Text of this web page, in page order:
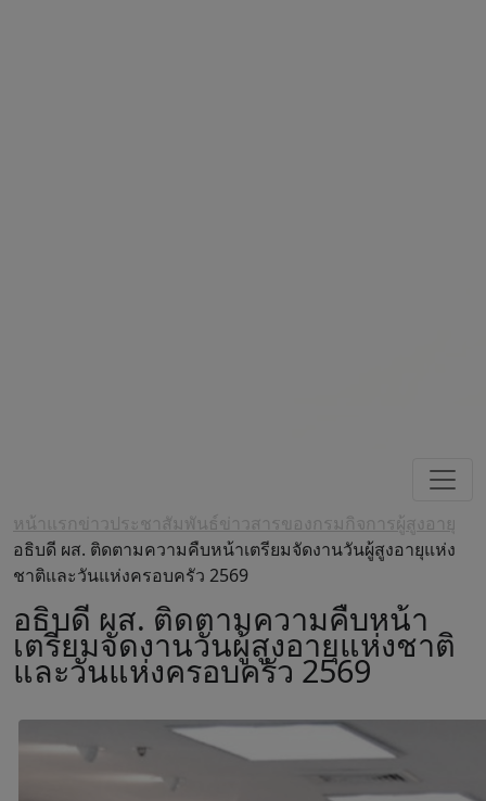
หน้าแรกข่าวประชาสัมพันธ์ข่าวสารของกรมกิจการผู้สูงอายุ
อธิบดี ผส. ติดตามความคืบหน้าเตรียมจัดงานวันผู้สูงอายุแห่ง
ชาติและวันแห่งครอบครัว 2569
อธิบดี ผส. ติดตามความคืบหน้า
เตรียมจัดงานวันผู้สูงอายุแห่งชาติ
และวันแห่งครอบครัว 2569